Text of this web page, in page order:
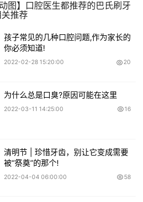
图】口腔医生都推荐的巴氏刷牙
推荐
孩子常见的几种口腔问题,作为家长的
你必须知道!
2022-02-28 15:20:00 20
为什么总是口臭?原因可能在这里
2022-03-11 14:25:00 16
清明节 | 珍惜牙齿，别让它变成需要
被“祭奠”的那个!
2022-04-04 06:00:00 58